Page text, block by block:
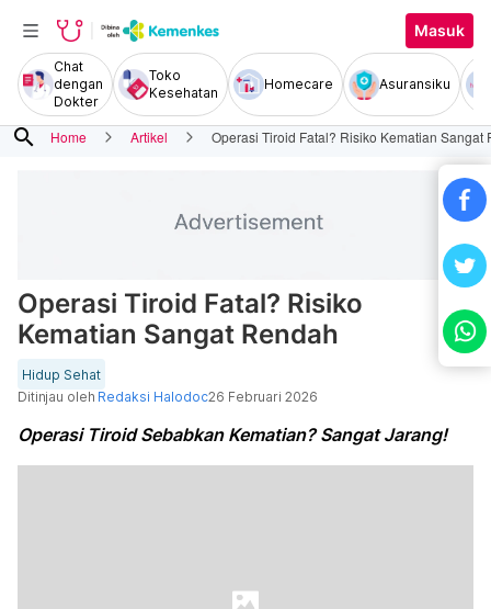
Masuk
Chat
dengan
Dokter
Toko
Kesehatan
Homecare Asuransiku
search Home Artikel Operasi Tiroid Fatal? Risiko Kematian Sangat
Operasi Tiroid Fatal? Risiko
Kematian Sangat Rendah
Hidup Sehat
Ditinjau oleh Redaksi Halodoc26 Februari 2026
Operasi Tiroid Sebabkan Kematian? Sangat Jarang!